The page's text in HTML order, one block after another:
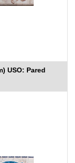
USO: Pared